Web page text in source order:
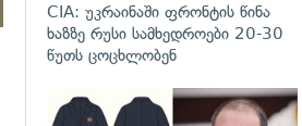
CIA: უკრაინაში ფრონტის წინა
ხაზზე რუსი სამხედროები 20-30
წუთს ცოცხლობენ